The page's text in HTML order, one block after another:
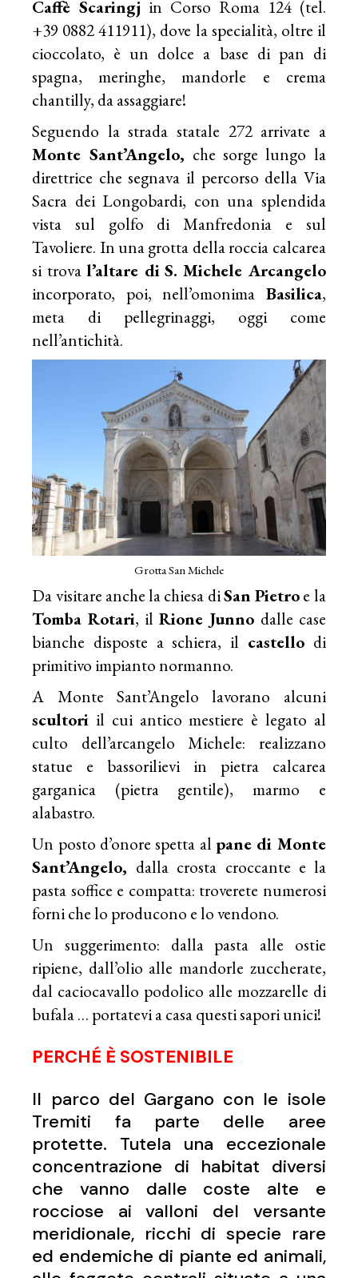
Caffè Scaringj in Corso Roma 124 (tel.
+39 0882 411911), dove la specialità, oltre il
cioccolato, è un dolce a base di pan di
spagna, meringhe, mandorle e crema
chantilly, da assaggiare!
Seguendo la strada statale 272 arrivate a
Monte Sant’Angelo, che sorge lungo la
direttrice che segnava il percorso della Via
Sacra dei Longobardi, con una splendida
vista sul golfo di Manfredonia e sul
Tavoliere. In una grotta della roccia calcarea
si troval’altare di S. Michele Arcangelo
incorporato, poi, nell’omonima Basilica,
meta di pellegrinaggi, oggi come
nell’antichità.
Grotta San Michele
Da visitare anche la chiesa diSan Pietroe la
Tomba Rotari, ilRione Junno dalle case
bianche disposte a schiera, il castellodi
primitivo impianto normanno.
A Monte Sant’Angelo lavorano alcuni
scultori il cui antico mestiere è legato al
culto dell’arcangelo Michele: realizzano
statue e bassorilievi in pietra calcarea
garganica (pietra gentile), marmo e
alabastro.
Un posto d’onore spetta al pane di Monte
Sant’Angelo, dalla crosta croccante e la
pasta soffice e compatta: troverete numerosi
forni che lo producono e lo vendono.
Un suggerimento: dalla pasta alle ostie
ripiene, dall’olio alle mandorle zuccherate,
dal caciocavallo podolico alle mozzarelle di
bufala … portatevi a casa questi sapori unici!
PERCHÉ È SOSTENIBILE
Il parco del Gargano con le isole
Tremiti fa parte delle aree
protette. Tutela una eccezionale
concentrazione di habitat diversi
che vanno dalle coste alte e
rocciose ai valloni del versante
meridionale, ricchi di specie rare
ed endemiche di piante ed animali,